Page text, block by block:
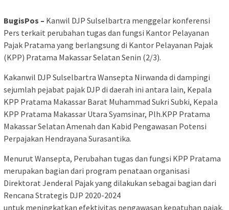
BugisPos – Kanwil DJP Sulselbartra menggelar konferensi
Pers terkait perubahan tugas dan fungsi Kantor Pelayanan
Pajak Pratama yang berlangsung di Kantor Pelayanan Pajak
(KPP) Pratama Makassar Selatan Senin (2/3).
Kakanwil DJP Sulselbartra Wansepta Nirwanda di dampingi
sejumlah pejabat pajak DJP di daerah ini antara lain, Kepala
KPP Pratama Makassar Barat Muhammad Sukri Subki, Kepala
KPP Pratama Makassar Utara Syamsinar, Plh.KPP Pratama
Makassar Selatan Amenah dan Kabid Pengawasan Potensi
Perpajakan Hendrayana Surasantika.
Menurut Wansepta, Perubahan tugas dan fungsi KPP Pratama
merupakan bagian dari program penataan organisasi
Direktorat Jenderal Pajak yang dilakukan sebagai bagian dari
Rencana Strategis DJP 2020-2024
untuk meningkatkan efektivitas pengawasan kepatuhan pajak.